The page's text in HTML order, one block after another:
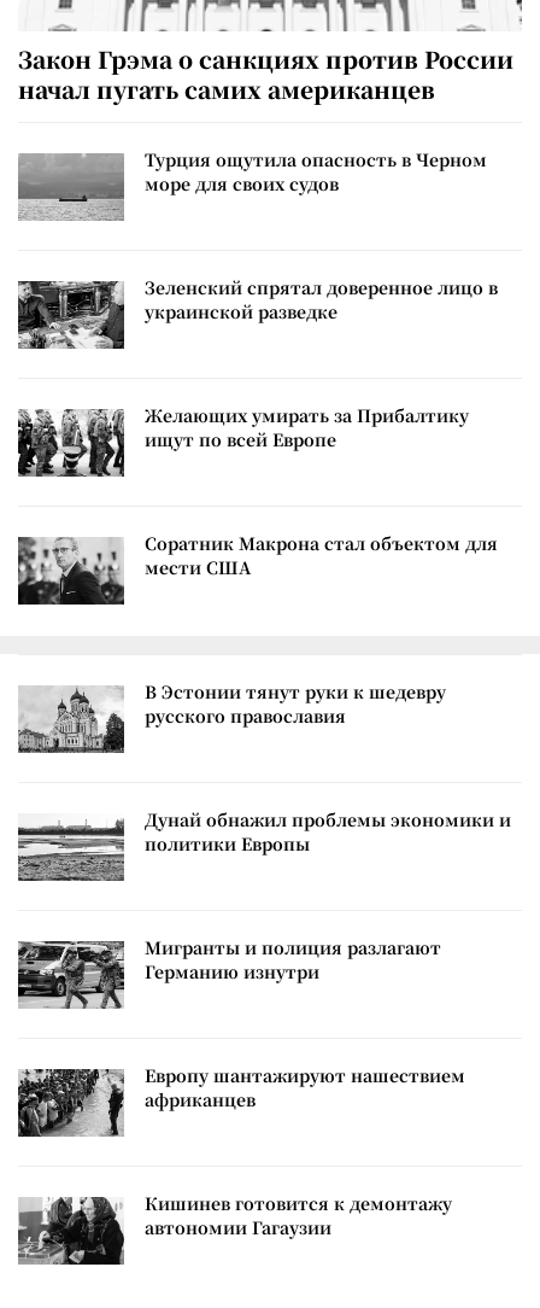
Закон Грэма о санкциях против России
начал пугать самих американцев
Турция ощутила опасность в Черном
море для своих судов
Зеленский спрятал доверенное лицо в
украинской разведке
Желающих умирать за Прибалтику
ищут по всей Европе
Соратник Макрона стал объектом для
мести США
В Эстонии тянут руки к шедевру
русского православия
Дунай обнажил проблемы экономики и
политики Европы
Мигранты и полиция разлагают
Германию изнутри
Европу шантажируют нашествием
африканцев
Кишинев готовится к демонтажу
автономии Гагаузии